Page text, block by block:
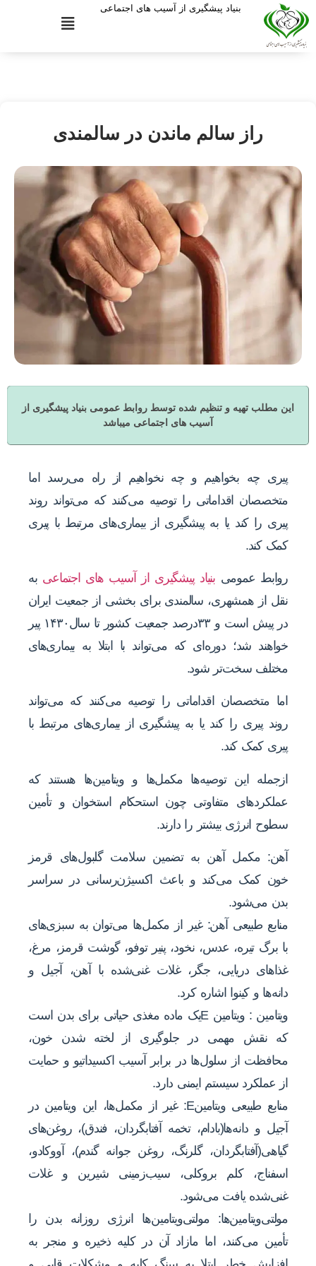
بنیاد پیشگیری از آسیب های اجتماعی
راز سالم ماندن در سالمندی
این مطلب تهیه و تنظیم شده توسط روابط عمومی بنیاد پیشگیری از
آسیب های اجتماعی میباشد
پیری چه بخواهیم و چه نخواهیم از راه می‌رسد اما
متخصصان اقداماتی را توصیه می‌کنند که می‌تواند روند
پیری را کند یا به پیشگیری از بیماری‌های مرتبط با پیری
کمک کند.
روابط عمومی بنیاد پیشگیری از آسیب های اجتماعی به
نقل از همشهری، سالمندی برای بخشی از جمعیت ایران
در پیش است و ۳۳درصد جمعیت کشور تا سال۱۴۳۰ پیر
خواهند شد؛ دوره‌ای که می‌تواند با ابتلا به بیماری‌های
مختلف سخت‌تر شود.
اما متخصصان اقداماتی را توصیه می‌کنند که می‌تواند
روند پیری را کند یا به پیشگیری از بیماری‌های مرتبط با
پیری کمک کند.
ازجمله این توصیه‌ها مکمل‌ها و ویتامین‌ها هستند که
عملکردهای متفاوتی چون استحکام استخوان و تأمین
سطوح انرژی بیشتر را دارند.
آهن: مکمل آهن به تضمین سلامت گلبول‌های قرمز
خون کمک می‌کند و باعث اکسیژن‌رسانی در سراسر
بدن می‌شود.
منابع طبیعی آهن: غیر از مکمل‌ها می‌توان به سبزی‌های
با برگ‌ تیره، عدس، نخود، پنیر توفو، گوشت قرمز، مرغ،
غذاهای دریایی، جگر، غلات غنی‌شده با آهن، آجیل و
دانه‌ها و کینوا اشاره کرد.
ویتامین : ویتامین Eیک ماده مغذی حیاتی برای بدن است
که نقش مهمی در جلوگیری از لخته شدن خون،
محافظت از سلول‌ها در برابر آسیب اکسیداتیو و حمایت
از عملکرد سیستم ایمنی دارد.
منابع طبیعی ویتامینE: غیر از مکمل‌ها، این ویتامین در
آجیل و دانه‌ها(بادام، تخمه آفتابگردان، فندق)، روغن‌های
گیاهی(آفتابگردان، گلرنگ، روغن جوانه گندم)، آووکادو،
اسفناج، کلم بروکلی، سیب‌زمینی شیرین و غلات
غنی‌شده یافت می‌شود.
مولتی‌ویتامین‌ها: مولتی‌ویتامین‌ها انرژی روزانه بدن را
تأمین می‌کنند، اما مازاد آن در کلیه ذخیره و منجر به